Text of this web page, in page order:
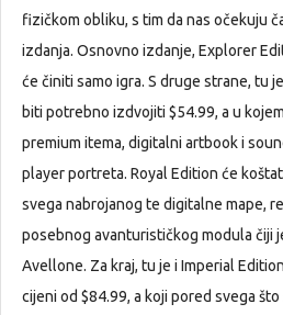
fizičkom obliku, s tim da nas očekuju
izdanja. Osnovno izdanje, Explorer
će činiti samo igra. S druge strane, tu
biti potrebno izdvojiti $54.99, a u
premium itema, digitalni artbook i
player portreta. Royal Edition će
svega nabrojanog te digitalne mape,
posebnog avanturističkog modula čiji
Avellone. Za kraj, tu je i Imperial
cijeni od $84.99, a koji pored svega